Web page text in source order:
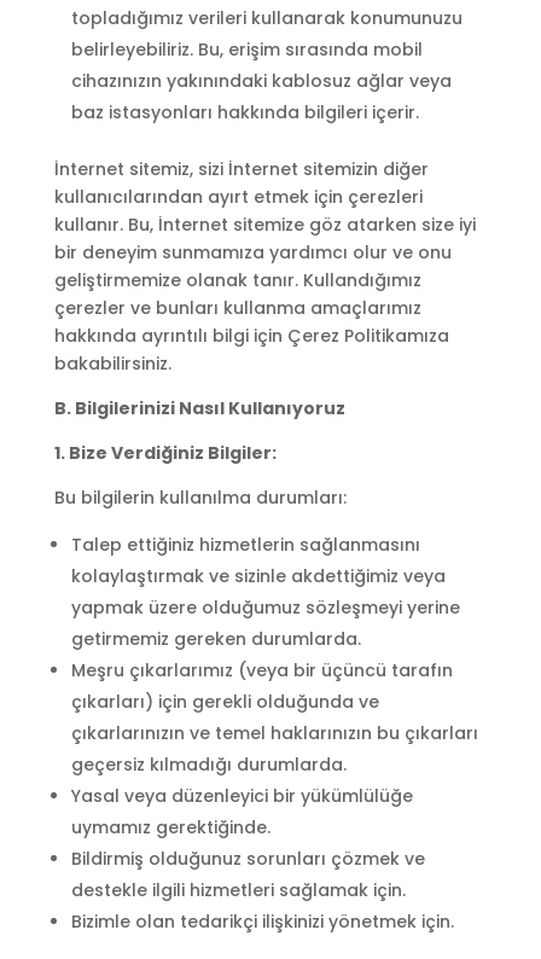
topladığımız verileri kullanarak konumunuzu
belirleyebiliriz. Bu, erişim sırasında mobil
cihazınızın yakınındaki kablosuz ağlar veya
baz istasyonları hakkında bilgileri içerir.
İnternet sitemiz, sizi İnternet sitemizin diğer
kullanıcılarından ayırt etmek için çerezleri
kullanır. Bu, İnternet sitemize göz atarken size iyi
bir deneyim sunmamıza yardımcı olur ve onu
geliştirmemize olanak tanır. Kullandığımız
çerezler ve bunları kullanma amaçlarımız
hakkında ayrıntılı bilgi için Çerez Politikamıza
bakabilirsiniz.
B. Bilgilerinizi Nasıl Kullanıyoruz
1. Bize Verdiğiniz Bilgiler:
Bu bilgilerin kullanılma durumları:
Talep ettiğiniz hizmetlerin sağlanmasını
kolaylaştırmak ve sizinle akdettiğimiz veya
yapmak üzere olduğumuz sözleşmeyi yerine
getirmemiz gereken durumlarda.
Meşru çıkarlarımız (veya bir üçüncü tarafın
çıkarları) için gerekli olduğunda ve
çıkarlarınızın ve temel haklarınızın bu çıkarları
geçersiz kılmadığı durumlarda.
Yasal veya düzenleyici bir yükümlülüğe
uymamız gerektiğinde.
Bildirmiş olduğunuz sorunları çözmek ve
destekle ilgili hizmetleri sağlamak için.
Bizimle olan tedarikçi ilişkinizi yönetmek için.